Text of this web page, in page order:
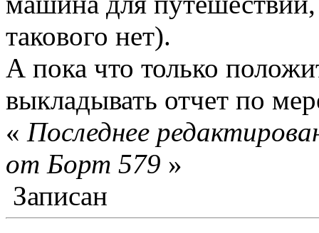
такового нет).
А пока что только
выкладывать отчет по
« Последнее
от Борт 579 »
Записан